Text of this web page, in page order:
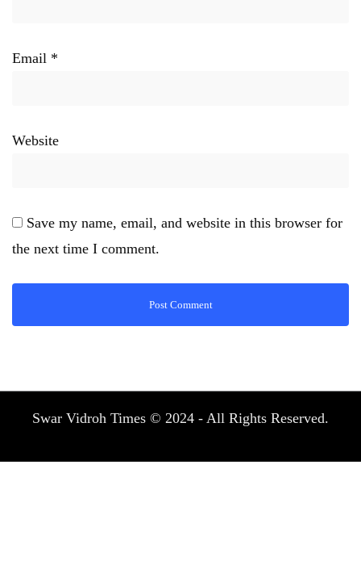
Email *
Website
Save my name, email, and website in this browser for
the next time I comment.
Swar Vidroh Times © 2024 - All Rights Reserved.